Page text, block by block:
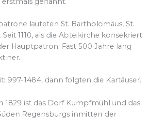
lauteten St. Bartholomäus, St.
Seit 1110, als die Abteikirche konsekriert
Hauptpatron. Fast 500 Jahre lang
997-1484, dann folgten die Kartäuser.
1829 ist das Dorf Kumpfmühl und das
Regensburgs inmitten der